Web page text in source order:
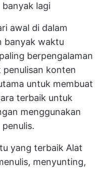
lagi
awal di dalam
banyak waktu
berpengalaman
penulisan konten
untuk membuat
terbaik untuk
menggunakan
yang terbaik Alat
menyunting,